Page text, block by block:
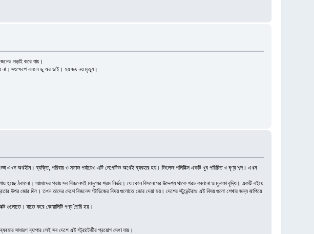
লড়াই করে যায়।
না। সংক্ষেপে বললে ডু অর ডাই। হয় জয় নয় মৃত্যু।
এখন অর্থহীন। ব্যক্তি, পরিবার ও সমাজ পর্যায়েও এটি নেগেটিভ অর্থেই ব্যবহার হয়। ভিলেজ পলিটিক্স একটি খুব পরিচিত ও ঘৃণ্য শব্দ। এখন
হচ্ছে ঠকানো। আমাদের প্রায় সব বিজনেসই মানুষের শ্রম নির্ভর। যে কোন বিসনেসের উদ্দেশ্য থাকে খরচ কমানো ও মুনাফা বৃদ্ধি। একটি বইয়ে
উপর জোর দিল। তখন তাদের দেশে বিজনেস স্টাডিজের বিষয় গুলোতে জোর দেয়া হয়। দেশের স্টুডেন্টরাও এই বিষয় গুলো শেখার জন্য ঝাপিয়ে
গুলোতে। যাতে করে কোয়ালিটি পণ্য তৈরি হয়।
সাধারণ ব্যাপার সেই সব দেশে এই স্ট্রাটেজীর প্রয়োগ দেখা যায়।